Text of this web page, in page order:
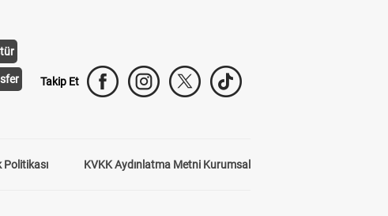
Takip Et
Politikası KVKK Aydınlatma Metni Kurumsal